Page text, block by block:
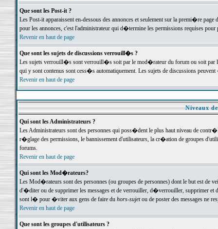
Que sont les Post-it ?
Les Post-it apparaissent en-dessous des annonces et seulement sur la premi�re
pour les annonces, c'est l'administrateur qui d�termine les permissions requises pour
Revenir en haut de page
Que sont les sujets de discussions verrouill�s ?
Les sujets verrouill�s sont verrouill�s soit par le mod�rateur du forum ou soit par
qui y sont contenus sont cess�s automatiquement. Les sujets de discussions
Revenir en haut de page
Niveaux
Qui sont les Administrateurs ?
Les Administrateurs sont des personnes qui poss�dent le plus haut niveau de
r�glage des permissions, le bannissement d'utilisateurs, la cr�ation de groupes
forums.
Revenir en haut de page
Qui sont les Mod�rateurs?
Les Mod�rateurs sont des personnes (ou groupes de personnes) dont le but est de
d'�diter ou de supprimer les messages et de verrouiller, d�verrouiller, supprimer
sont l� pour �viter aux gens de faire du hors-sujetou de poster des messages ne
Revenir en haut de page
Que sont les groupes d'utilisateurs ?